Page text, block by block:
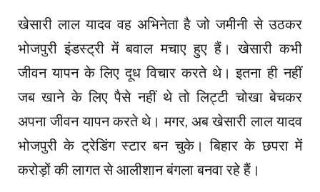
खेसारी लाल यादव वह अभिनेता है जो जमीनी से उठकर
भोजपुरी इंडस्ट्री में बवाल मचाए हुए हैं। खेसारी कभी
जीवन यापन के लिए दूध विचार करते थे। इतना ही नहीं
जब खाने के लिए पैसे नहीं थे तो लिट्टी चोखा बेचकर
अपना जीवन यापन करते थे। मगर, अब खेसारी लाल यादव
भोजपुरी के ट्रेडिंग स्टार बन चुके। बिहार के छपरा में
करोड़ों की लागत से आलीशान बंगला बनवा रहे हैं।